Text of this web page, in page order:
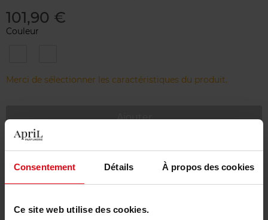
Consentement Détails À propos des cookies
Ce site web utilise des cookies.
101,90 €
Couleur
CF
21
CF
20
Merci de sélectionner les caractéristiques du produit.
Ajouter
Livraison gratuite à partir de 55€
Retour gratuit dans votre magasin